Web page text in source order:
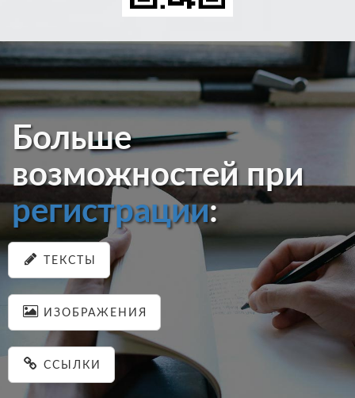
Больше
возможностей при
регистрации:
ТЕКСТЫ
ИЗОБРАЖЕНИЯ
ССЫЛКИ